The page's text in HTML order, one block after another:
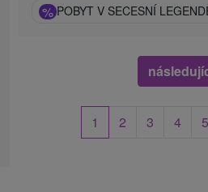
% POBYT V SECESNÍ
1 2 3 4 5